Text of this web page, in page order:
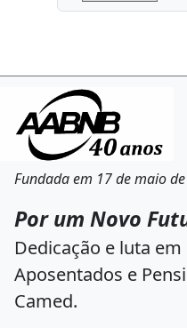
Fundada em 17 de maio
Por um Novo
Dedicação e luta
Aposentados e
Camed.